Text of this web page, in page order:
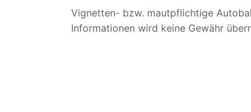
Vignetten- bzw. mautpflichtige
Informationen wird keine Gewähr